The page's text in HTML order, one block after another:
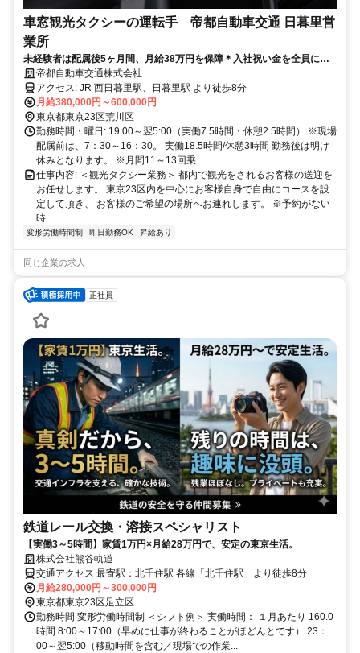
車窓観光タクシーの運転手 帝都自動車交通 日暮里営
業所
未経験者は配属後5ヶ月間、月給38万円を保障＊入社祝い金を全員に最
大25万円支給！全車にGOアプリ導入＊
帝都自動車交通株式会社
アクセス: JR 西日暮里駅、日暮里駅 より徒歩8分
月給380,000円～600,000円
東京都東京23区荒川区
勤務時間・曜日: 19:00～翌5:00（実働7.5時間・休憩2.5時間） ※現場
配属前は、7：30～16：30。 実働18.5時間/休憩3時間 勤務後は明け
休みとなります。 ※月間11～13回乗...
仕事内容: ＜観光タクシー業務＞ 都内で観光をされるお客様の送迎を
お任せします。 東京23区内を中心にお客様自身で自由にコースを設
定して頂き、 お客様のご希望の場所へお連れします。 ※予約がない
時...
変形労働時間制 即日勤務OK 昇給あり
同じ企業の求人
正社員
鉄道レール交換・溶接スペシャリスト
【実働3～5時間】家賃1万円×月給28万円で、安定の東京生活。
株式会社熊谷軌道
交通アクセス 最寄駅：北千住駅 各線「北千住駅」より徒歩8分
月給280,000円～300,000円
東京都東京23区足立区
勤務時間 変形労働時間制 ＜シフト例＞ 実働時間： １月あたり 160.0
時間 8:00～17:00（早めに仕事が終わることがほどんとです） 23：
00～翌5:00（移動時間を含む／現場での作業...